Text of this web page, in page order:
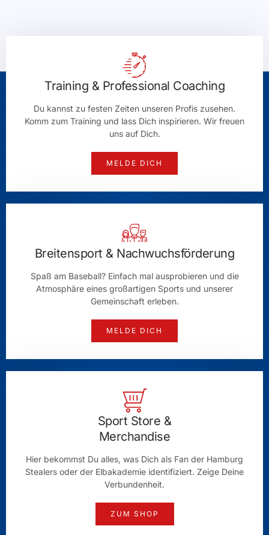
Training & Professional Coaching
Du kannst zu festen Zeiten unseren Profis zusehen.
Komm zum Training und lass Dich inspirieren. Wir freuen
uns auf Dich.
MELDE DICH
Breitensport & Nachwuchsförderung
Spaß am Baseball? Einfach mal ausprobieren und die
Atmosphäre eines großartigen Sports und unserer
Gemeinschaft erleben.
MELDE DICH
Sport Store &
Merchandise
Hier bekommst Du alles, was Dich als Fan der Hamburg
Stealers oder der Elbakademie identifiziert. Zeige Deine
Verbundenheit.
ZUM SHOP